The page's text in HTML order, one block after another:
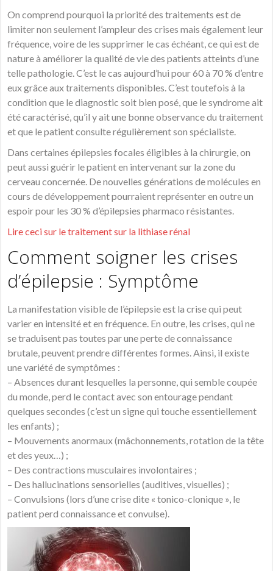
On comprend pourquoi la priorité des traitements est de
limiter non seulement l’ampleur des crises mais également leur
fréquence, voire de les supprimer le cas échéant, ce qui est de
nature à améliorer la qualité de vie des patients atteints d’une
telle pathologie. C’est le cas aujourd’hui pour 60 à 70 % d’entre
eux grâce aux traitements disponibles. C’est toutefois à la
condition que le diagnostic soit bien posé, que le syndrome ait
été caractérisé, qu’il y ait une bonne observance du traitement
et que le patient consulte régulièrement son spécialiste.
Dans certaines épilepsies focales éligibles à la chirurgie, on
peut aussi guérir le patient en intervenant sur la zone du
cerveau concernée. De nouvelles générations de molécules en
cours de développement pourraient représenter en outre un
espoir pour les 30 % d’épilepsies pharmaco résistantes.
Lire ceci sur le traitement sur la lithiase rénal
Comment soigner les crises
d’épilepsie : Symptôme
La manifestation visible de l’épilepsie est la crise qui peut
varier en intensité et en fréquence. En outre, les crises, qui ne
se traduisent pas toutes par une perte de connaissance
brutale, peuvent prendre différentes formes. Ainsi, il existe
une variété de symptômes :
– Absences durant lesquelles la personne, qui semble coupée
du monde, perd le contact avec son entourage pendant
quelques secondes (c’est un signe qui touche essentiellement
les enfants) ;
– Mouvements anormaux (mâchonnements, rotation de la tête
et des yeux…) ;
– Des contractions musculaires involontaires ;
– Des hallucinations sensorielles (auditives, visuelles) ;
– Convulsions (lors d’une crise dite « tonico-clonique », le
patient perd connaissance et convulse).